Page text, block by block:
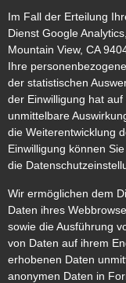
Im Fall der Erteilung
Dienst Google
Mountain View, CA
Ihre
der statistischen
der Einwilligung hat
unmittelbare
die Weiterentwicklung
Einwilligung können
die
Wir ermöglichen dem
Daten ihres
sowie die Ausführung
von Daten auf ihrem
erhobenen Daten
anonymen Daten in